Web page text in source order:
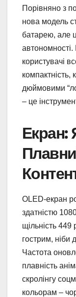
Порівняно з
нова модель
батарею, але
автономності.
користувачі
дюймовими
– це
Екран:
OLED-екран
здатністю
щільність
гострим, ніби
Частота
плавність
скролінгу
кольорам –